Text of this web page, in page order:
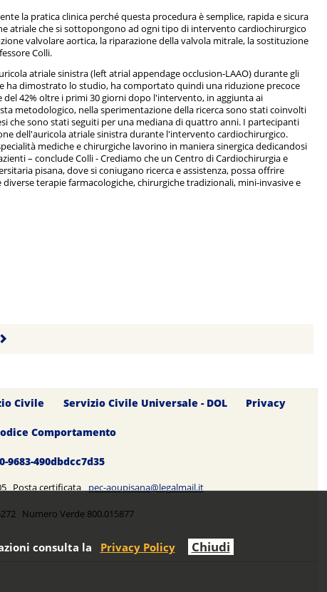
la pratica clinica perché questa procedura è semplice, rapida e sicura
atriale che si sottopongono ad ogni tipo di intervento cardiochirurgico
valvolare aortica, la riparazione della valvola mitrale, la sostituzione
Colli.
atriale sinistra (left atrial appendage occlusion-LAAO) durante gli
ha dimostrato lo studio, ha comportato quindi una riduzione precoce
del 42% oltre i primi 30 giorni dopo l'intervento, in aggiunta ai
metodologico, nella sperimentazione della ricerca sono stati coinvolti
che sono stati seguiti per una mediana di quattro anni. I partecipanti
dell'auricola atriale sinistra durante l'intervento cardiochirurgico.
mediche e chirurgiche lavorino in maniera sinergica dedicandosi
– conclude Colli - Crediamo che un Centro di Cardiochirurgia e
pisana, dove si coniugano ricerca e assistenza, possa offrire
terapie farmacologiche, chirurgiche tradizionali, mini-invasive e
Civile Servizio Civile Universale - DOL Privacy
Comportamento
490dbdcc7d35
Posta certificata pec-aoupisana@legalmail.it
Numero Verde 800.015877
consulta la Privacy Policy Chiudi